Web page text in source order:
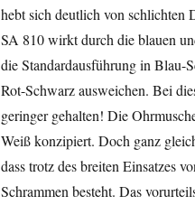
hebt sich deutlich von schlichten
SA 810 wirkt durch die blauen
die Standardausführung in Blau-
Rot-Schwarz ausweichen. Bei
geringer gehalten! Die
Weiß konzipiert. Doch ganz
dass trotz des breiten Einsatzes
Schrammen besteht. Das